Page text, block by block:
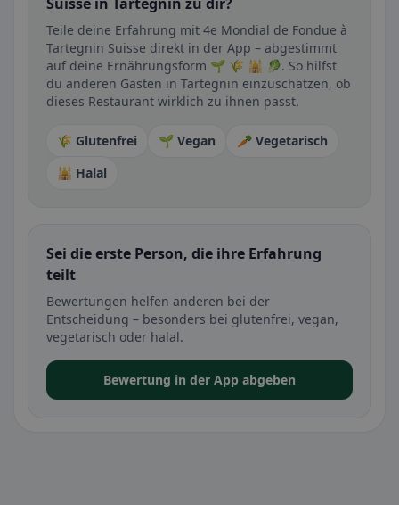
Teile deine Erfahrung mit 4e Mondial de Fondue à
Tartegnin Suisse direkt in der App – abgestimmt
auf deine Ernährungsform 🌱 🌾 🕌 🥬. So hilfst
du anderen Gästen in Tartegnin einzuschätzen, ob
dieses Restaurant wirklich zu ihnen passt.
🌾 Glutenfrei 🌱 Vegan
🥕 Vegetarisch
🕌 Halal
Sei die erste Person, die ihre Erfahrung
teilt
Bewertungen helfen anderen bei der
Entscheidung – besonders bei glutenfrei, vegan,
vegetarisch oder halal.
Bewertung in der App abgeben